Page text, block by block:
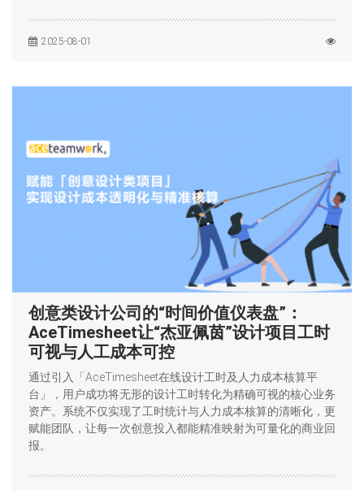
2025-08-01
创意类设计公司的“时间价值仪表盘”：
AceTimesheet让“杰亚佩茵”设计项目工时
可视与人工成本可控
通过引入「AceTimesheet在线设计工时及人力成本核算平
台」，用户成功将无形的设计工时转化为精确可视的核心业务
资产。系统不仅实现了工时统计与人力成本核算的清晰化，更
赋能团队，让每一次创意投入都能精准映射为可量化的商业回
报。